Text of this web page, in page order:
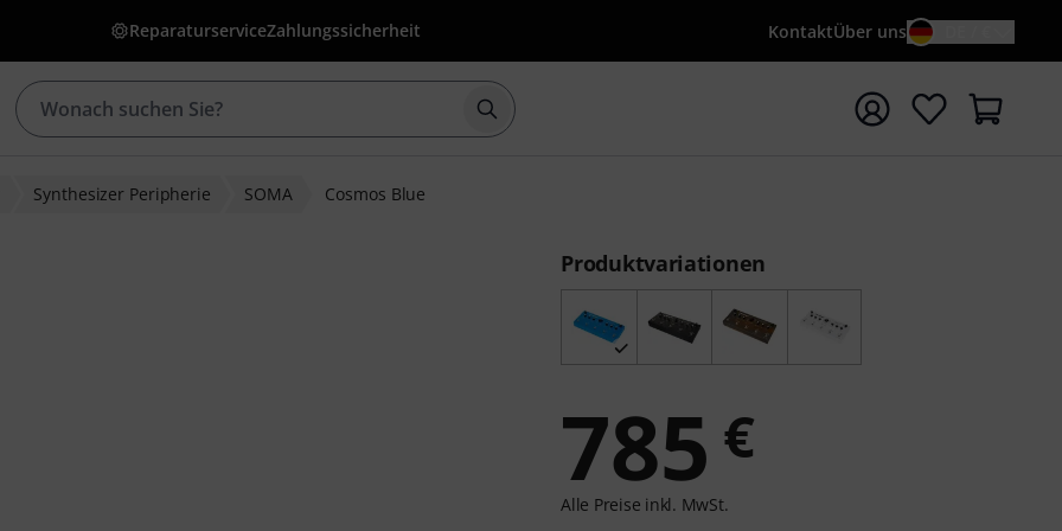
ReparaturserviceZahlungssicherheit KontaktÜber uns
Suche mit Suchwort {searchTerm} starten
Synthesizer Peripherie SOMA Cosmos Blue
Produktvariationen
785 €
Alle Preise inkl. MwSt.